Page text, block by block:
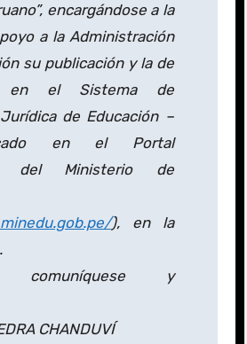
encargándose a la
a la Administración
su publicación y la de
en el Sistema de
de Educación –
en el Portal
del Ministerio de
), en la
comuníquese y
CHANDUVÍ